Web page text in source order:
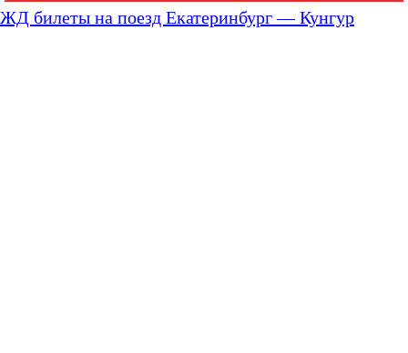
ЖД билеты на поезд Екатеринбург — Кунгур